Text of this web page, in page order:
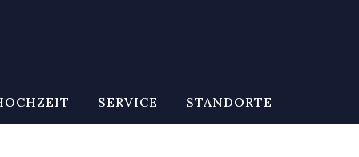
SERVICE STANDORTE